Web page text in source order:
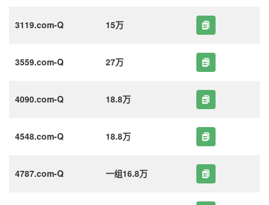
3119.com-Q 15万
3559.com-Q 27万
4090.com-Q 18.8万
4548.com-Q 18.8万
4787.com-Q 一组16.8万